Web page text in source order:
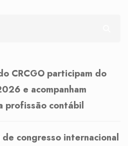
CRCGO participam do
e acompanham
profissão contábil
de congresso internacional